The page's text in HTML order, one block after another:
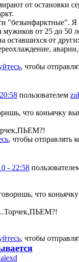
от остановки
"безынфарктные".
от 25 до 50
оставшихся от
, чтобы
пользователем
что коньячку
, чтобы отправлять
- 22:58
что
, чтобы